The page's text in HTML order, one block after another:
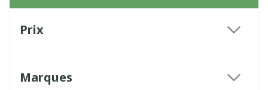
Prix
Marques